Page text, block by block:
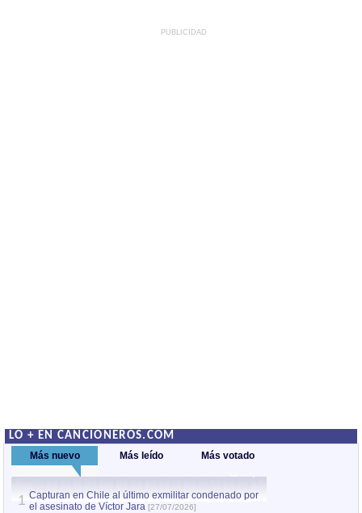
PUBLICIDAD
LO + EN CANCIONEROS.COM
Más nuevo Más leído Más votado
1 Capturan en Chile al último exmilitar condenado por
el asesinato de Víctor Jara [27/07/2026]